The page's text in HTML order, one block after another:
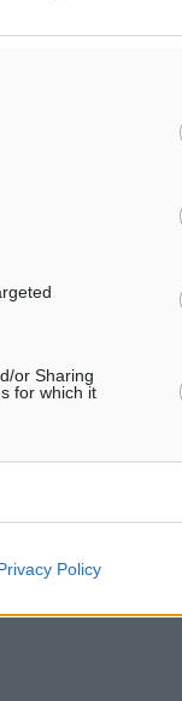
or Sharing
for which it
Policy